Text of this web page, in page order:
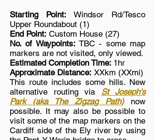
Starting Point: Windsor Rd/Tesco
Upper Roundabout (1)
End Point: Custom House (27)
No. of Waypoints: TBC - some map
markers are not visited, only viewed.
Estimated Completion Time: 1hr
Approximate Distance: XXkm (XXmi)
This route includes some hills. New
alternative routing via St Joseph's
Park (aka The Zigzag Path)now
possible. It may also be possible to
visit some of the map markers on the
Cardiff side of the Ely river by using